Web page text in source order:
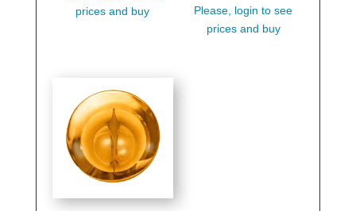
prices and buy
Please, login to see
prices and buy